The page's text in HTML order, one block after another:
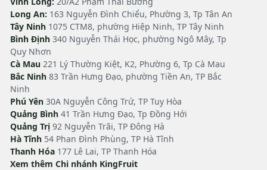
Long An: 163 Nguyễn Đình Chiểu, Phường 3, Tp Tân An
Tây Ninh 1075 CTM8, phường Hiệp Ninh, TP Tây Ninh
Bình Định 340 Nguyễn Thái Học, phường Ngô Mây, Tp
Quy Nhơn
Cà Mau 221 Lý Thường Kiệt, K2, Phường 6, Tp Cà Mau
Bắc Ninh 83 Trần Hưng Đạo, phường Tiền An, TP Bắc
Ninh
Phú Yên 30A Nguyễn Công Trứ, TP Tuy Hòa
Quảng Bình 41 Trần Hưng Đạo, Tp Đồng Hới
Quảng Trị 92 Nguyễn Trãi, TP Đông Hà
Hà Tĩnh 54 Phan Đình Phùng, TP Hà Tĩnh
Thanh Hóa 177 Lê Lai, TP Thanh Hóa
Xem thêm Chi nhánh KingFruit